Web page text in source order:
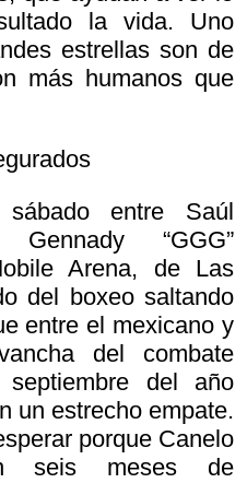
la vida. Uno
estrellas son de
más humanos que
entre Saúl
Gennady “GGG”
Arena, de Las
del boxeo saltando
entre el mexicano y
del combate
del año
un estrecho empate.
porque Canelo
seis meses de